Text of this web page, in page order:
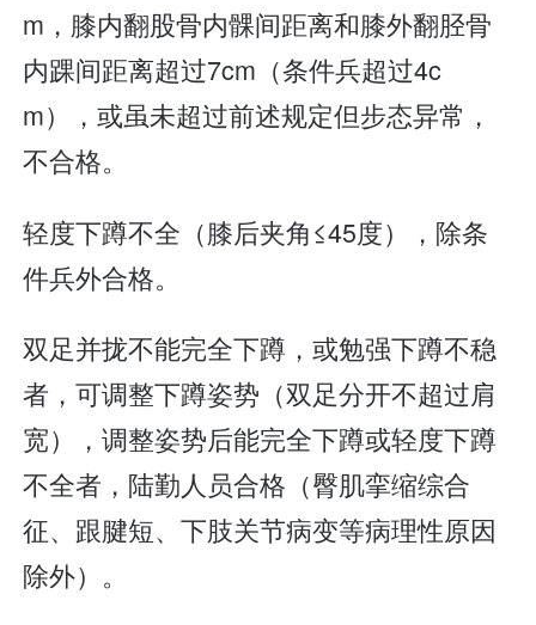
m，膝内翻股骨内髁间距离和膝外翻胫骨
内踝间距离超过7cm（条件兵超过4c
m），或虽未超过前述规定但步态异常，
不合格。
轻度下蹲不全（膝后夹角≤45度），除条
件兵外合格。
双足并拢不能完全下蹲，或勉强下蹲不稳
者，可调整下蹲姿势（双足分开不超过肩
宽），调整姿势后能完全下蹲或轻度下蹲
不全者，陆勤人员合格（臀肌挛缩综合
征、跟腱短、下肢关节病变等病理性原因
除外）。